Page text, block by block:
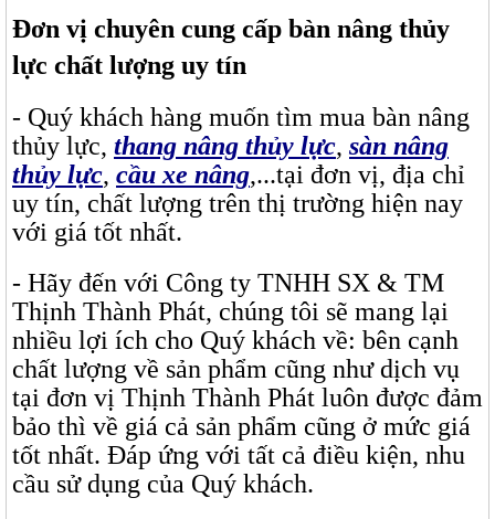
Đơn vị chuyên cung cấp bàn nâng thủy
lực chất lượng uy tín
- Quý khách hàng muốn tìm mua bàn nâng
thủy lực, thang nâng thủy lực, sàn nâng
thủy lực, cầu xe nâng,...tại đơn vị, địa chỉ
uy tín, chất lượng trên thị trường hiện nay
với giá tốt nhất.
- Hãy đến với Công ty TNHH SX & TM
Thịnh Thành Phát, chúng tôi sẽ mang lại
nhiều lợi ích cho Quý khách về: bên cạnh
chất lượng về sản phẩm cũng như dịch vụ
tại đơn vị Thịnh Thành Phát luôn được đảm
bảo thì về giá cả sản phẩm cũng ở mức giá
tốt nhất. Đáp ứng với tất cả điều kiện, nhu
cầu sử dụng của Quý khách.